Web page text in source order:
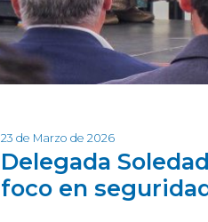
23 de Marzo de 2026
Delegada
foco en